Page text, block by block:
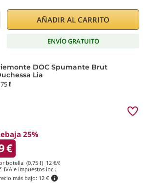
AÑADIR AL CARRITO
ENVÍO GRATUITO
DOC Spumante Brut
Lia
ℓ
25%
€
botella (0,75 ℓ) 12 €/ℓ
IVA e impuestos incl.
más bajo: 12 €